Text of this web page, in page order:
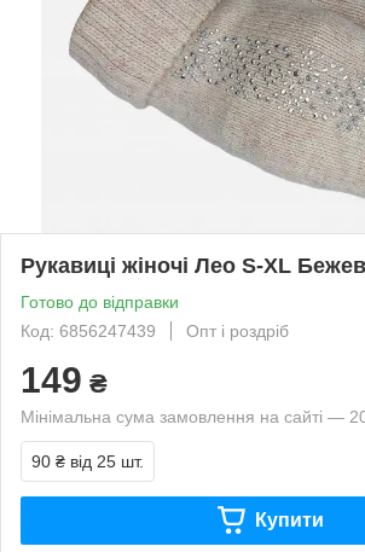
Рукавиці жіночі Лео S-XL
Готово до відправки
Код: 6856247439
Опт і роздріб
149 ₴
Мінімальна сума замовлення на сайті —
90 ₴ від 25 шт.
Купити